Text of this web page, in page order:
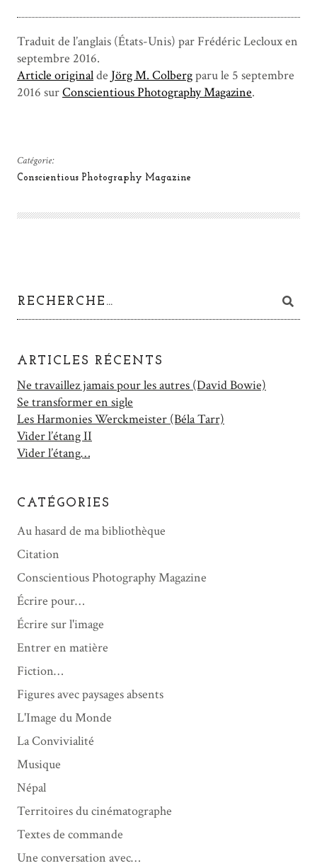
Traduit de l’anglais (États-Unis) par Frédéric Lecloux en
septembre 2016.
Article originalde Jörg M. Colbergparu le 5 septembre
2016 surConscientious Photography Magazine.
Catégorie:
Conscientious Photography Magazine
ARTICLES RÉCENTS
Ne travaillez jamais pour les autres (David Bowie)
Se transformer en sigle
Les Harmonies Werckmeister (Béla Tarr)
Vider l’étang II
Vider l’étang…
CATÉGORIES
Au hasard de ma bibliothèque
Citation
Conscientious Photography Magazine
Écrire pour…
Écrire sur l'image
Entrer en matière
Fiction…
Figures avec paysages absents
L'Image du Monde
La Convivialité
Musique
Népal
Territoires du cinématographe
Textes de commande
Une conversation avec…